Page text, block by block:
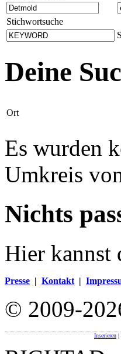
Stichwortsuche
Deine
Ort
Es wurden
Umkreis
Nichts
Hier kannst
Presse | Kontakt |
© 2009-
Inserieren |